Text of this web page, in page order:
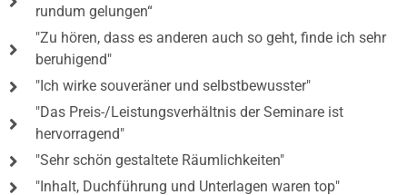
rundum gelungen“
"Zu hören, dass es anderen auch so geht, finde ich sehr
beruhigend"
"Ich wirke souveräner und selbstbewusster"
"Das Preis-/Leistungsverhältnis der Seminare ist
hervorragend"
"Sehr schön gestaltete Räumlichkeiten"
"Inhalt, Duchführung und Unterlagen waren top"